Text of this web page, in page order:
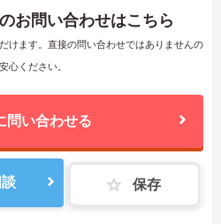
お問い合わせはこちら
けます。直接の問い合わせではありませんの
心ください。
問い合わせる
保存